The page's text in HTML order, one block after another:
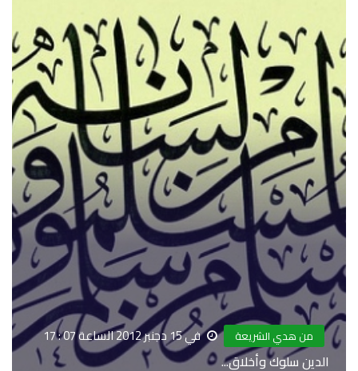
من هدي الشريعة في 15 دجنبر 2012 الساعة 07 : 17
الدين سلوك وأخلاق...